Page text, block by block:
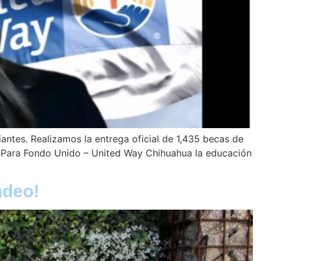
Realizamos la entrega oficial de 1,435 becas de
Fondo Unido – United Way Chihuahua la educación